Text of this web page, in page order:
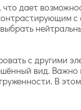
дает
с другими
вид.
В